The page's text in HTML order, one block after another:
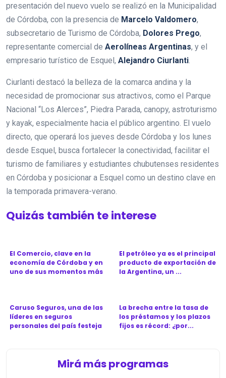
presentación del nuevo vuelo se realizó en la Municipalidad
de Córdoba, con la presencia de Marcelo Valdomero,
subsecretario de Turismo de Córdoba, Dolores Prego,
representante comercial de Aerolíneas Argentinas, y el
empresario turístico de Esquel, Alejandro Ciurlanti
Ciurlanti destacó la belleza de la comarca andina y la
necesidad de promocionar sus atractivos, como el Parque
Nacional “Los Alerces”, Piedra Parada, canopy, astroturismo
y kayak, especialmente hacia el público argentino. El vuelo
directo, que operará los jueves desde Córdoba y los lunes
desde Esquel, busca fortalecer la conectividad, facilitar el
turismo de familiares y estudiantes chubutenses residentes
en Córdoba y posicionar a Esquel como un destino clave en
la temporada primavera-verano.
Quizás también te interese
El Comercio, clave en la
economía de Córdoba y en
uno de sus momentos más
El petróleo ya es el principal
producto de exportación de
la Argentina, un ...
Caruso Seguros, una de las
líderes en seguros
personales del país festeja
La brecha entre la tasa de
los préstamos y los plazos
fijos es récord: ¿por...
Mirá más programas